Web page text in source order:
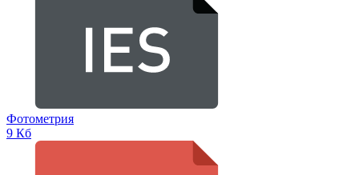
Фотометрия
9 Кб